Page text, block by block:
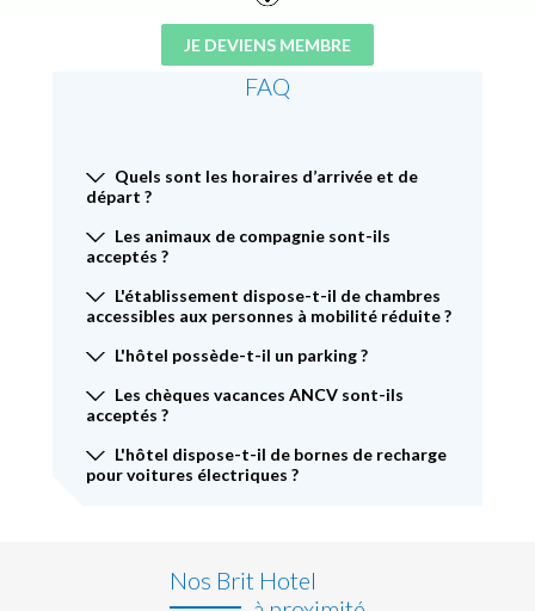
JE DEVIENS MEMBRE
FAQ
Quels sont les horaires d’arrivée et de
départ ?
Les animaux de compagnie sont-ils
acceptés ?
L'établissement dispose-t-il de chambres
accessibles aux personnes à mobilité réduite ?
L'hôtel possède-t-il un parking ?
Les chèques vacances ANCV sont-ils
acceptés ?
L'hôtel dispose-t-il de bornes de recharge
pour voitures électriques ?
Nos Brit Hotel